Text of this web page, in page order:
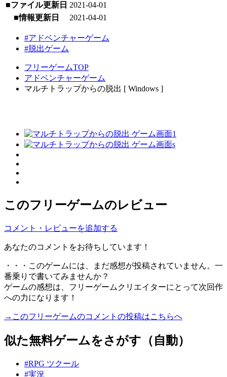
■ファイル更新日 2021-04-01
■情報更新日
2021-04-01
#アドベンチャーゲーム
#脱出ゲーム
フリーゲームTOP
アドベンチャーゲーム
マルチトラップからの脱出 [ Windows ]
このフリーゲームのレビュー
コメント・レビューを追加する
あなたのコメントをお待ちしています！
・・・このゲームには、まだ感想が投稿されていません。一
番乗りで書いてみませんか？
ゲームの感想は、フリーゲームクリエイターにとって次回作
への力になります！
→このフリーゲームのコメントの投稿はこちらへ
似た無料ゲームをさがす（自動）
#RPG ツクール
#実況